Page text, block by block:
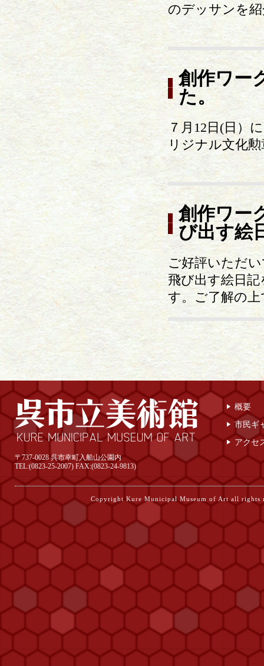
のデッサンを
創作ワー
た。
７月12日(日）
リジナル文化
創作ワー
び出す絵
ご好評いただ
飛び出す絵日
す。ご了解の
〒737-0028 呉市幸町入船山公園内
TEL:(0823-25-2007) FAX:(0823-24-9813)
概要
市民ギ
アクセ
Copyright Kure Municipal Museum of Art all rights